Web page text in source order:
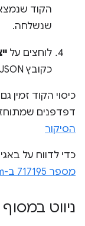
הקוד
שנשלחה.
לוחצים על
כקובץ JSON.
דפדפנים
הסיקור
כדי לדווח על
מספר 717195 ב-Chromium
ניווט